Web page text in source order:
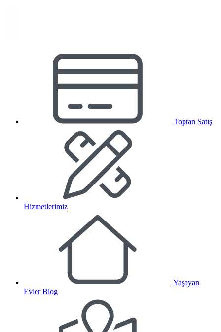
Toptan Satış
Hizmetlerimiz
Yaşayan
Evler Blog